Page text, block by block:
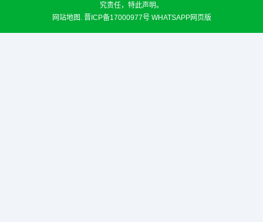
究责任，特此声明。
网站地图 晋ICP备17000977号 WHATSAPP网页版